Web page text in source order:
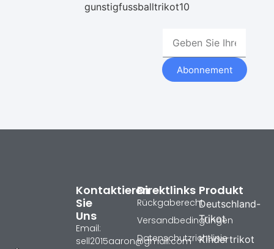
gunstigfussballtrikot10
Abonnement
Produkt
Deutschland-
Trikot
Kindertrikot
Direktlinks
Rückgaberecht
Versandbedingungen
Datenschutzrichtlinie
Kontaktieren
Sie
Uns
Email:
sell2015aaron@gmail.com